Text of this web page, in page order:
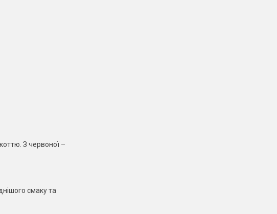
З червоної –
смаку та